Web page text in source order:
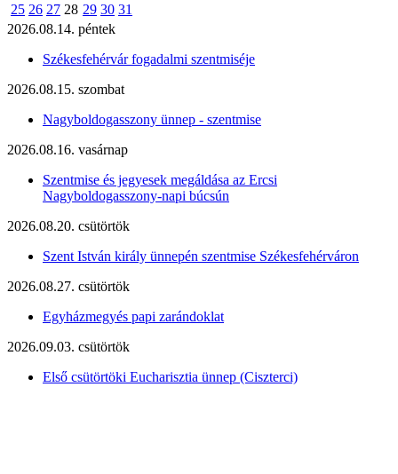
25 26 27 28 29 30 31
2026.08.14. péntek
Székesfehérvár fogadalmi szentmiséje
2026.08.15. szombat
Nagyboldogasszony ünnep - szentmise
2026.08.16. vasárnap
Szentmise és jegyesek megáldása az Ercsi
Nagyboldogasszony-napi búcsún
2026.08.20. csütörtök
Szent István király ünnepén szentmise Székesfehérváron
2026.08.27. csütörtök
Egyházmegyés papi zarándoklat
2026.09.03. csütörtök
Első csütörtöki Eucharisztia ünnep (Ciszterci)